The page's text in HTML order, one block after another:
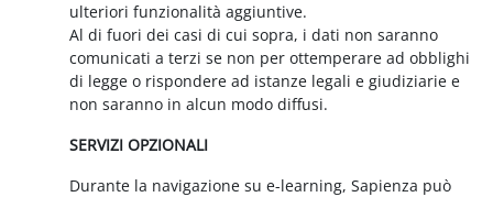
ulteriori funzionalità aggiuntive.
Al di fuori dei casi di cui sopra, i dati non saranno
comunicati a terzi se non per ottemperare ad obblighi
di legge o rispondere ad istanze legali e giudiziarie e
non saranno in alcun modo diffusi.
SERVIZI OPZIONALI
Durante la navigazione su e-learning, Sapienza può